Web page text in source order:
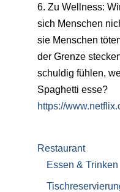
6. Zu Wellness:
sich Menschen
sie Menschen
der Grenze
schuldig fühlen,
Spaghetti esse?
https://
Restaurant
Essen & Trinken